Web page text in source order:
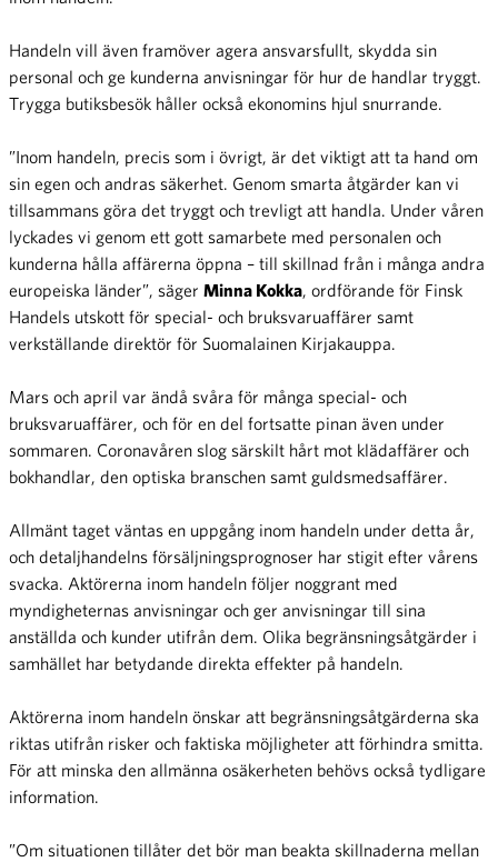
Handeln vill även framöver agera ansvarsfullt, skydda sin
personal och ge kunderna anvisningar för hur de handlar tryggt.
Trygga butiksbesök håller också ekonomins hjul snurrande.
”Inom handeln, precis som i övrigt, är det viktigt att ta hand om
sin egen och andras säkerhet. Genom smarta åtgärder kan vi
tillsammans göra det tryggt och trevligt att handla. Under våren
lyckades vi genom ett gott samarbete med personalen och
kunderna hålla affärerna öppna – till skillnad från i många andra
europeiska länder”, säger Minna Kokka, ordförande för Finsk
Handels utskott för special- och bruksvaruaffärer samt
verkställande direktör för Suomalainen Kirjakauppa.
Mars och april var ändå svåra för många special- och
bruksvaruaffärer, och för en del fortsatte pinan även under
sommaren. Coronavåren slog särskilt hårt mot klädaffärer och
bokhandlar, den optiska branschen samt guldsmedsaffärer.
Allmänt taget väntas en uppgång inom handeln under detta år,
och detaljhandelns försäljningsprognoser har stigit efter vårens
svacka. Aktörerna inom handeln följer noggrant med
myndigheternas anvisningar och ger anvisningar till sina
anställda och kunder utifrån dem. Olika begränsningsåtgärder i
samhället har betydande direkta effekter på handeln.
Aktörerna inom handeln önskar att begränsningsåtgärderna ska
riktas utifrån risker och faktiska möjligheter att förhindra smitta.
För att minska den allmänna osäkerheten behövs också tydligare
information.
”Om situationen tillåter det bör man beakta skillnaderna mellan